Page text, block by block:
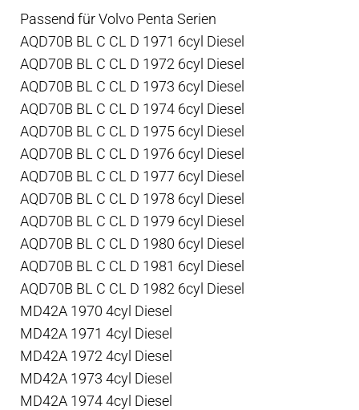
Passend für Volvo Penta Serien
AQD70B BL C CL D 1971 6cyl Diesel
AQD70B BL C CL D 1972 6cyl Diesel
AQD70B BL C CL D 1973 6cyl Diesel
AQD70B BL C CL D 1974 6cyl Diesel
AQD70B BL C CL D 1975 6cyl Diesel
AQD70B BL C CL D 1976 6cyl Diesel
AQD70B BL C CL D 1977 6cyl Diesel
AQD70B BL C CL D 1978 6cyl Diesel
AQD70B BL C CL D 1979 6cyl Diesel
AQD70B BL C CL D 1980 6cyl Diesel
AQD70B BL C CL D 1981 6cyl Diesel
AQD70B BL C CL D 1982 6cyl Diesel
MD42A 1970 4cyl Diesel
MD42A 1971 4cyl Diesel
MD42A 1972 4cyl Diesel
MD42A 1973 4cyl Diesel
MD42A 1974 4cyl Diesel